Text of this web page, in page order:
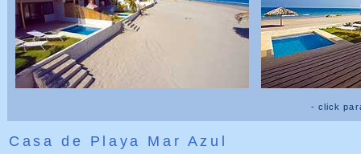
- click
Casa de Playa Mar Azul